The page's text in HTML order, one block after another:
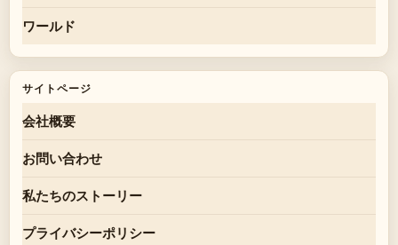
ワールド
サイトページ
会社概要
お問い合わせ
私たちのストーリー
プライバシーポリシー